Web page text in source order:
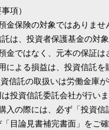
項）
金保険の対象ではありませ
は、投資者保護基金の対象
金ではなく、元本の保証は
による損益は、投資信託を
信託の取扱いは労働金庫
投資信託委託会社が行いま
入の際には、必ず「投資信
「目論見書補完書面」をご